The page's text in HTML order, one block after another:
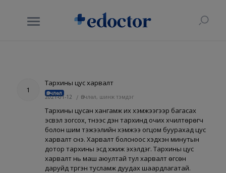
1
Тархины цус харвалт
Өвчлөл
2021-01-12 / Өвчлөл, шинж тэмдэг
Тархины цусан хангамж их хэмжээгээр багасах
эсвэл зогсох, түүнээс үүдэн тархинд очих хүчилтөрөгч
болон шим тэжээлийн хэмжээ огцом буурахад цус
харвалт үүснэ. Харвалт болсноос хэдхэн минутын
дотор тархины эсүүд үхжиж эхэлдэг. Тархины цус
харвалт нь маш аюултай тул харвалт өгсөн
даруйд түргэн тусламж дуудах шаардлагатай.